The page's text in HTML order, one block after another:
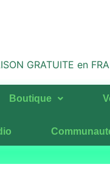
GRATUITE en
Boutique